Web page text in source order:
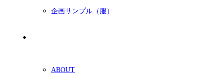
企画サンプル（服）
ABOUT